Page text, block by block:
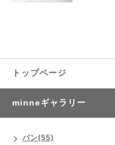
トップページ
minneギャラリー
パン(55)